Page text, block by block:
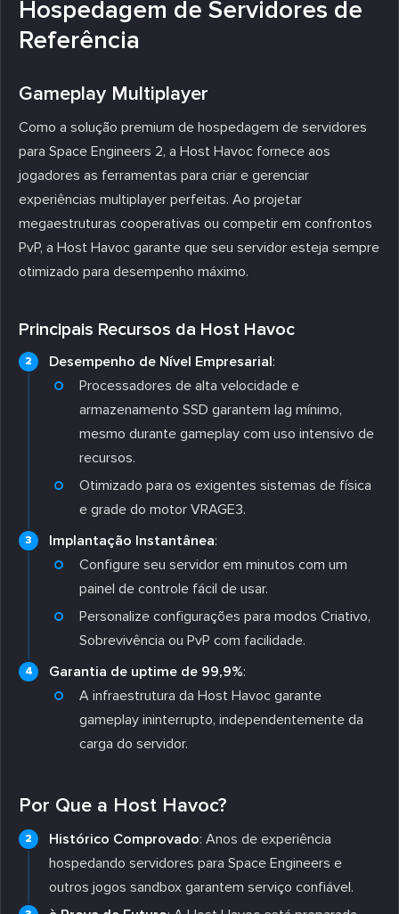
Hospedagem de Servidores de
Referência
Gameplay Multiplayer
Como a solução premium de hospedagem de servidores
para Space Engineers 2, a Host Havoc fornece aos
jogadores as ferramentas para criar e gerenciar
experiências multiplayer perfeitas. Ao projetar
megaestruturas cooperativas ou competir em confrontos
PvP, a Host Havoc garante que seu servidor esteja sempre
otimizado para desempenho máximo.
Principais Recursos da Host Havoc
Desempenho de Nível Empresarial:
Processadores de alta velocidade e
armazenamento SSD garantem lag mínimo,
mesmo durante gameplay com uso intensivo de
recursos.
Otimizado para os exigentes sistemas de física
e grade do motor VRAGE3.
Implantação Instantânea:
Configure seu servidor em minutos com um
painel de controle fácil de usar.
Personalize configurações para modos Criativo,
Sobrevivência ou PvP com facilidade.
Garantia de uptime de 99,9%:
A infraestrutura da Host Havoc garante
gameplay ininterrupto, independentemente da
carga do servidor.
Por Que a Host Havoc?
Histórico Comprovado: Anos de experiência
hospedando servidores para Space Engineers e
outros jogos sandbox garantem serviço confiável.